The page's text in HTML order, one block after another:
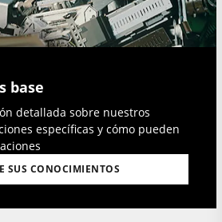
base
detallada sobre nuestros
específicas y cómo pueden
SUS CONOCIMIENTOS